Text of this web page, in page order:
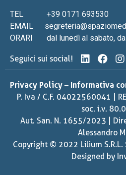
TEL
+39 0171 693530
EMAIL
ORARI
dal lunedì al sabato,
Seguici sui social!
Privacy Policy – Informativa
P. Iva / C.F. 04022560041 |
soc. i.v.
Aut. San. N. 1655/2023 |
Alessandro
Copyright © 2022 Lilium S.R.L.
Designed by